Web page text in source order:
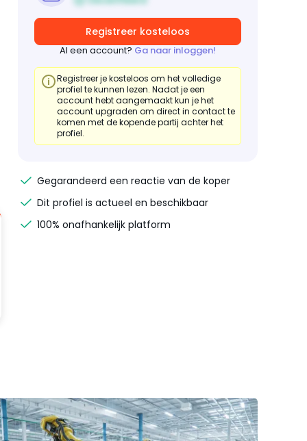
Registreer kosteloos
Al een account? Ga naar inloggen!
Registreer je kosteloos om het volledige
profiel te kunnen lezen. Nadat je een
account hebt aangemaakt kun je het
account upgraden om direct in contact te
komen met de kopende partij achter het
profiel.
Gegarandeerd een reactie van de koper
Dit profiel is actueel en beschikbaar
100% onafhankelijk platform